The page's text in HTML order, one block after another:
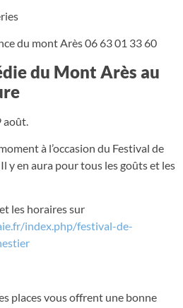
du mont Arès 06 63 01 33 60
du Mont Arès au
août.
à l’occasion du Festival de
y en aura pour tous les goûts et les
les horaires sur
index.php/festival-de-
places vous offrent une bonne